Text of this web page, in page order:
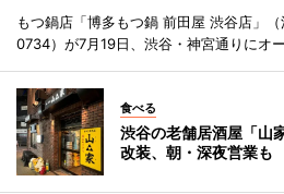
もつ鍋店「博多もつ鍋 前田屋 渋谷店」
0734）が7月19日、渋谷・神宮通りにオー
食べる
渋谷の老舗居酒屋「
改装、朝・深夜営業も